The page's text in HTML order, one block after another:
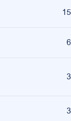
15
6
3
3